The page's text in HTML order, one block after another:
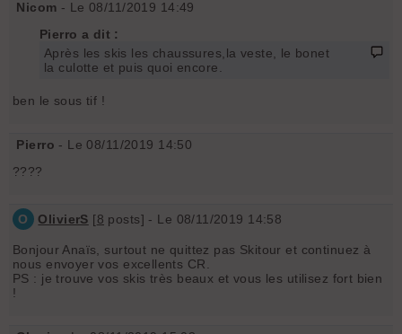
Nicom - Le 08/11/2019 14:49
Pierro a dit :
Après les skis les chaussures,la veste, le bonet
la culotte et puis quoi encore.
ben le sous tif !
Pierro - Le 08/11/2019 14:50
????
O OlivierS [8 posts] - Le 08/11/2019 14:58
Bonjour Anaïs, surtout ne quittez pas Skitour et continuez à
nous envoyer vos excellents CR.
PS : je trouve vos skis très beaux et vous les utilisez fort bien
!